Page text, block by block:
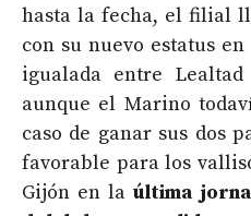
hasta la fecha, el filial
con su nuevo estatus
igualada entre
aunque el Marino
caso de ganar sus dos
favorable para los
Gijón en laúltima